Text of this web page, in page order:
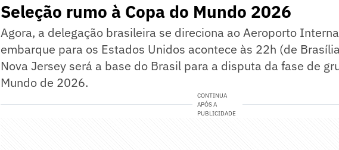
Seleção rumo à Copa do Mundo 2026
Agora, a delegação brasileira se direciona ao Aeroporto
embarque para os Estados Unidos acontece às 22h (de
Nova Jersey será a base do Brasil para a disputa da fase de
Mundo de 2026.
CONTINUA
APÓS A
PUBLICIDADE